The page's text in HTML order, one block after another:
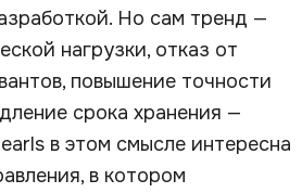
Но сам тренд —
нагрузки, отказ от
повышение точности
срока хранения —
в этом смысле интересна
в котором